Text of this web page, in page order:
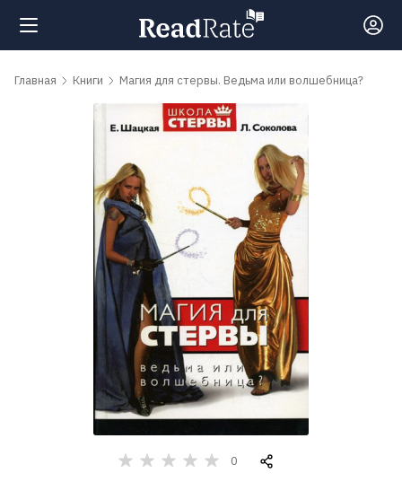
Поиск
Рейтинги
обсуждаемые
Главная Книги Магия для стервы. Ведьма или волшебница?
0